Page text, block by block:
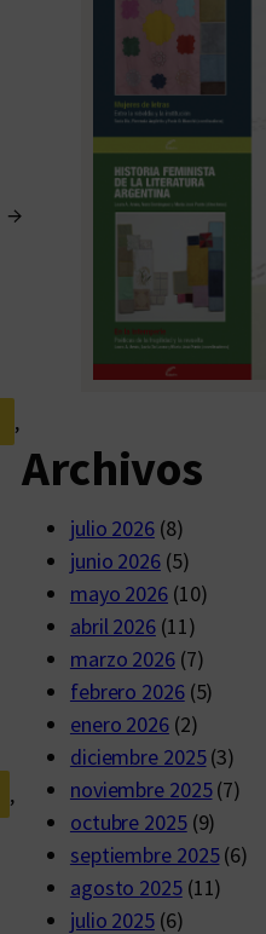
→
,
Archivos
julio 2026(8)
junio 2026(5)
mayo 2026 (10)
abril 2026(11)
marzo 2026(7)
febrero 2026(5)
enero 2026(2)
diciembre 2025(3)
noviembre 2025(7)
octubre 2025(9)
septiembre 2025(6)
agosto 2025(11)
julio 2025(6)